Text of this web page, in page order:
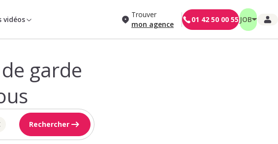
vidéos
Trouver
mon agence
01 42 50 00 55 JOB
garde
Rechercher